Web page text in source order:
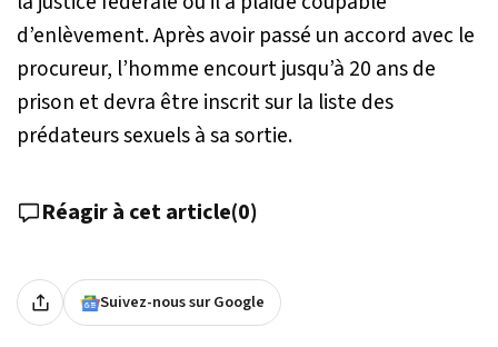
d’enlèvement. Après avoir passé un accord avec le
procureur, l’homme encourt jusqu’à 20 ans de
prison et devra être inscrit sur la liste des
prédateurs sexuels à sa sortie.
Réagir à cet article(0)
Suivez-nous sur Google